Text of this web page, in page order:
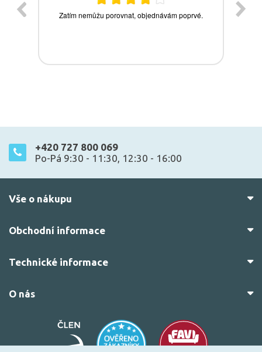
+420 727 800 069
Po-Pá 9:30 - 11:30, 12:30 - 16:00
Vše o nákupu
Obchodní informace
Technické informace
O nás